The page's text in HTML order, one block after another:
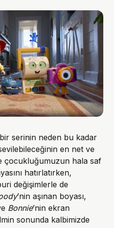
serinin neden bu kadar
en net ve
çocukluğumuzun hala saf
hatırlatırken,
değişimlerle de
’nin aşınan boyası,
Bonnie’nin ekran
sonunda kalbimizde